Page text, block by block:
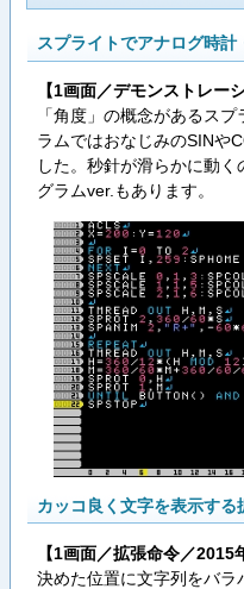
スプライトでアナログ時
【1画面／デモンストレー
「角度」の概念があるス
ラムではおなじみのSINや
した。秒針が滑らかに動
グラムver.もあります。
カッコ良く文字を表示する
【1画面／拡張命令／2015
決めた位置に文字列をバ